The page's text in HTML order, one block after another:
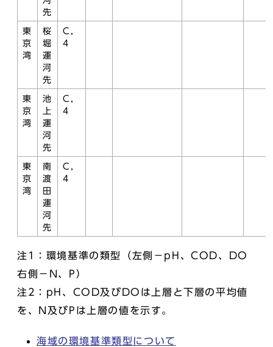
先
東
京
湾
桜
堀
運
河
先
C，
4
東
京
湾
池
上
運
河
先
C，
4
東
京
湾
南
渡
田
運
河
先
C，
4
注1：環境基準の類型（左側－pH、COD、DO
右側－N、P）
注2：pH、COD及びDOは上層と下層の平均値
を、N及びPは上層の値を示す。
海域の環境基準類型について